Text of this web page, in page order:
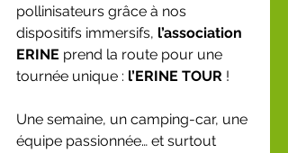
pollinisateurs grâce à nos
dispositifs immersifs, l’association
ERINE prend la route pour une
tournée unique : l’ERINE TOUR !
Une semaine, un camping-car, une
équipe passionnée… et surtout